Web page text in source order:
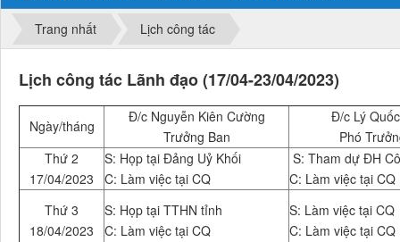
Trang nhất Lịch công tác
Lịch công tác Lãnh đạo (17/04-23/04/2023)
Ngày/tháng
Đ/c Nguyễn Kiên Cường
Trưởng Ban
Đ/c Lý
Phó
Thứ 2
17/04/2023
S: Họp tại Đảng Uỷ Khối
C: Làm việc tại CQ
S: Tham dự ĐH
C: Làm việc tại CQ
Thứ 3
18/04/2023
S: Họp tại TTHN tỉnh
C: Làm việc tại CQ
S: Làm việc tại CQ
C: Làm việc tại CQ